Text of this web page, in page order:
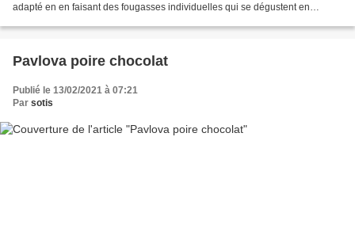
adapté en en faisant des fougasses individuelles qui se dégustent en
Pavlova poire chocolat
Publié le 13/02/2021 à 07:21
Par sotis